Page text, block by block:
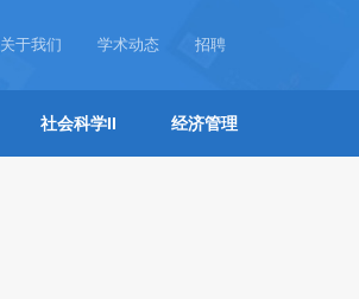
关于我们 学术动态 招聘
社会科学II 经济管理